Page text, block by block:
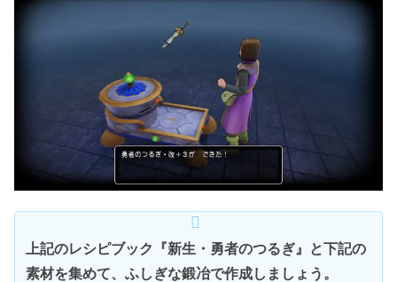
上記のレシピブック『新生・勇者のつるぎ』と下記の
素材を集めて、ふしぎな鍛冶で作成しましょう。